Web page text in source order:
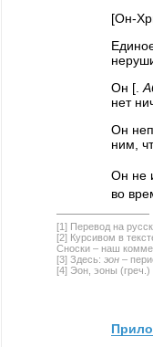
[Он-
Он [.
нет
Он
ним,
Он не
во
[1] Перевод на
[2] Курсивом в
Сноски – наш
[3] Здесь: эон –
[4] Эон, эоны (греч.)